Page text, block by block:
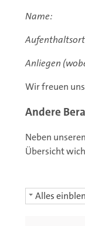
Name:
Anliegen
Wir freuen
Andere
Neben
Übersicht
Alles